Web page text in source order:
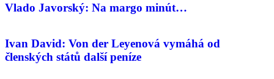
Vlado Javorský: Na margo minút…
Ivan David: Von der Leyenová vymáhá od
členských států další peníze